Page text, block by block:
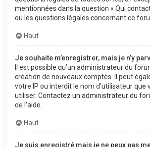
mentionnées dans la question « Qui
ou les questions légales concernant ce
Haut
Je souhaite m’enregistrer, mais je n’y
Il est possible qu’un administrateur du
création de nouveaux comptes. Il peut
votre IP ou interdit le nom d’utilisateur que
utiliser. Contactez un administrateur du
de l’aide.
Haut
Je suis enregistré mais je ne peux pas